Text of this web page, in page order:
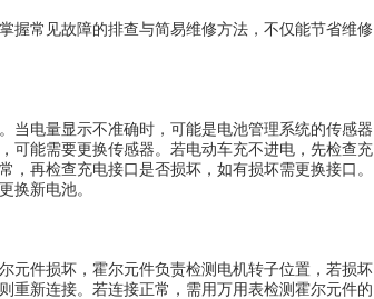
握常见故障的排查与简易维修方法，不仅能节省维修
当电量显示不准确时，可能是电池管理系统的传感器
可能需要更换传感器。若电动车充不进电，先检查充
再检查充电接口是否损坏，如有损坏需更换接口。
换新电池。
元件损坏，霍尔元件负责检测电机转子位置，若损坏
重新连接。若连接正常，需用万用表检测霍尔元件的